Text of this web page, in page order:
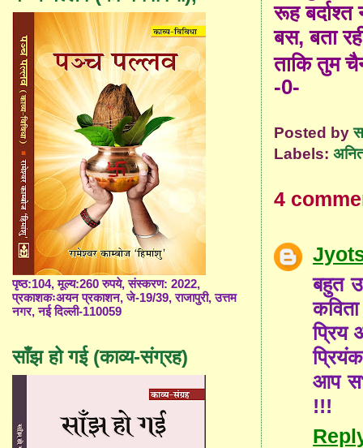
रूह
बस,बता
ताकि तुम
-0-
Posted by
Labels:
4
बहुत
प्रिय
आप
!!!
पृष्ठ:104, मूल्य:260 रुपये, संस्करण: 2022,
प्रकाशकःअयन प्रकाशन, जे-19/39, राजापुरी, उत्तम
नगर, नई दिल्ली-110059
साँझ हो गई (काव्य-संग्रह)